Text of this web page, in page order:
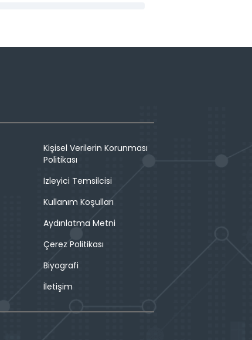
Kişisel Verilerin Korunması
Politikası
İzleyici Temsilcisi
Kullanım Koşulları
Aydınlatma Metni
Çerez Politikası
Biyografi
İletişim